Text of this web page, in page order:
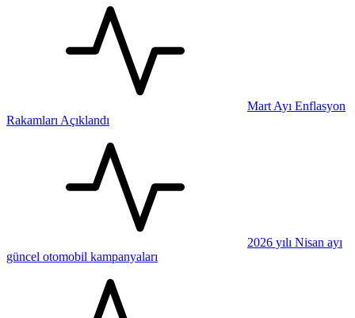
Mart Ayı Enflasyon
Rakamları Açıklandı
2026 yılı Nisan ayı
güncel otomobil kampanyaları